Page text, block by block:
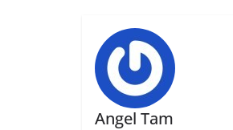
Angel Tam